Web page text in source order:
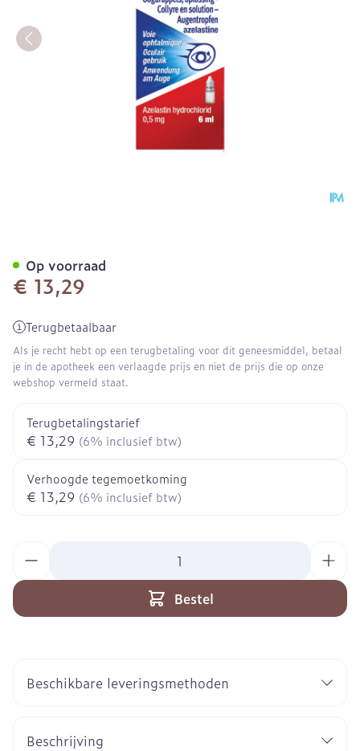
€ 13,29
Terugbetaalbaar
Als je recht hebt op een terugbetaling voor dit geneesmiddel, betaal
je in de apotheek een verlaagde prijs en niet de prijs die op onze
webshop vermeld staat.
Terugbetalingstarief
€ 13,29 (6% inclusief btw)
Verhoogde tegemoetkoming
€ 13,29 (6% inclusief btw)
Bestel
Op voorraad
Beschikbare leveringsmethoden
Beschrijving